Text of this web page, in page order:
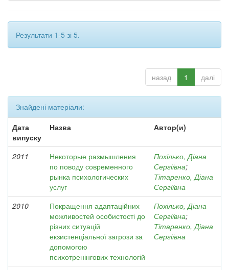
Результати 1-5 зі 5.
назад 1 далі
Знайдені матеріали:
Дата
випуску
Назва Автор(и)
2011
Некоторые размышления
по поводу современного
рынка психологических
услуг
Похілько, Діана
Сергіївна;
Тітаренко, Діана
Сергіївна
2010
Покращення адаптаційних
можливостей особистості до
різних ситуацій
екзистенціальної загрози за
допомогою
психотренінгових технологій
Похілько, Діана
Сергіївна;
Тітаренко, Діана
Сергіївна